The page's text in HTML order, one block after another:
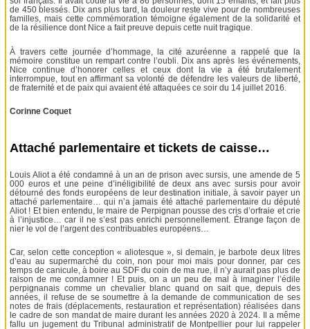
de 450 blessés. Dix ans plus tard, la douleur reste vive pour de nombreuses
familles, mais cette commémoration témoigne également de la solidarité et
de la résilience dont Nice a fait preuve depuis cette nuit tragique.
À travers cette journée d’hommage, la cité azuréenne a rappelé que la
mémoire constitue un rempart contre l’oubli. Dix ans après les événements,
Nice continue d’honorer celles et ceux dont la vie a été brutalement
interrompue, tout en affirmant sa volonté de défendre les valeurs de liberté,
de fraternité et de paix qui avaient été attaquées ce soir du 14 juillet 2016.
Corinne Coquet
Attaché parlementaire et tickets de caisse…
Louis Aliot a été condamné à un an de prison avec sursis, une amende de 5
000 euros et une peine d’inéligibilité de deux ans avec sursis pour avoir
détourné des fonds européens de leur destination initiale, à savoir payer un
attaché parlementaire… qui n’a jamais été attaché parlementaire du député
Aliot ! Et bien entendu, le maire de Perpignan pousse des cris d’orfraie et crie
à l’injustice… car il ne s’est pas enrichi personnellement. Étrange façon de
nier le vol de l’argent des contribuables européens…
Car, selon cette conception « aliotesque », si demain, je barbote deux litres
d’eau au supermarché du coin, non pour moi mais pour donner, par ces
temps de canicule, à boire au SDF du coin de ma rue, il n’y aurait pas plus de
raison de me condamner ! Et puis, on a un peu de mal à imaginer l’édile
perpignanais comme un chevalier blanc quand on sait que, depuis des
années, il refuse de se soumettre à la demande de communication de ses
notes de frais (déplacements, restauration et représentation) réalisées dans
le cadre de son mandat de maire durant les années 2020 à 2024. Il a même
fallu un jugement du Tribunal administratif de Montpellier pour lui rappeler